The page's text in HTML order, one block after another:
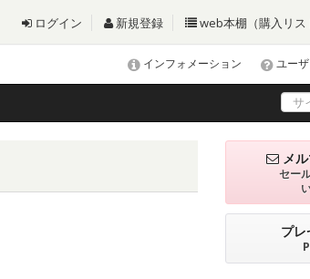
ログイン 新規登録 web本棚（購入リス
インフォメーション ユー
メ
セー
プ